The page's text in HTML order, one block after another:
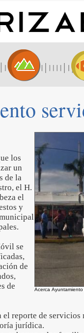
Acerca Ayuntamiento
los
un
de la
el H.
el
y
se
de
de
reporte de servicios
jurídica.